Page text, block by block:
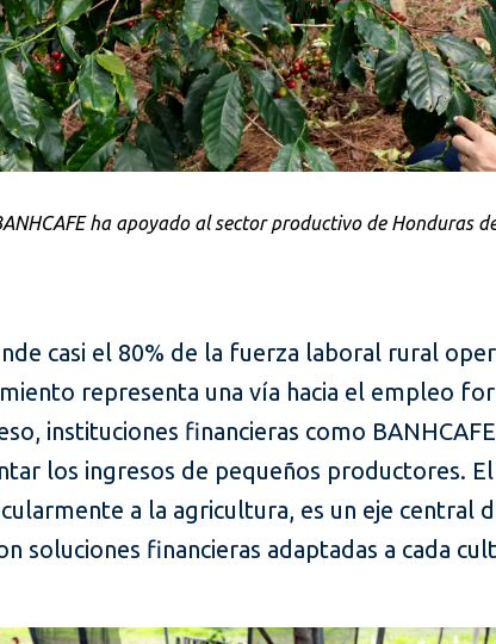
ha apoyado al sector productivo de Honduras
casi el 80% de la fuerza laboral rural
representa una vía hacia el empleo
instituciones financieras como
los ingresos de pequeños productores.
a la agricultura, es un eje central
soluciones financieras adaptadas a cada